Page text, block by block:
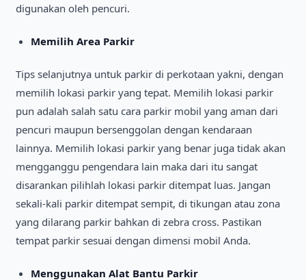
digunakan oleh pencuri.
Memilih Area Parkir
Tips selanjutnya untuk parkir di perkotaan yakni, dengan
memilih lokasi parkir yang tepat. Memilih lokasi parkir
pun adalah salah satu cara parkir mobil yang aman dari
pencuri maupun bersenggolan dengan kendaraan
lainnya. Memilih lokasi parkir yang benar juga tidak akan
mengganggu pengendara lain maka dari itu sangat
disarankan pilihlah lokasi parkir ditempat luas. Jangan
sekali-kali parkir ditempat sempit, di tikungan atau zona
yang dilarang parkir bahkan di zebra cross. Pastikan
tempat parkir sesuai dengan dimensi mobil Anda.
Menggunakan Alat Bantu Parkir